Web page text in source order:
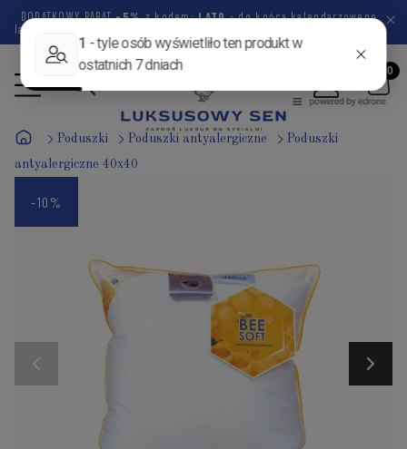
DODATKOWY RABAT-5%z kodem:LATO- do końca kalendarzowego
lata pozostało
Poduszki Poduszki antyalergiczne Poduszki
antyalergiczne 40x40
-10%